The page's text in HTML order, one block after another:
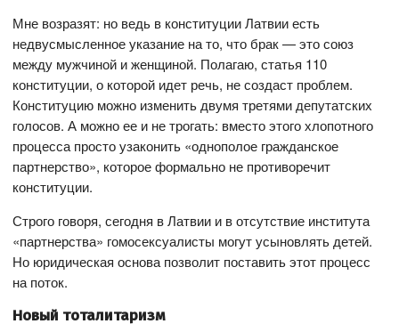
Мне возразят: но ведь в конституции Латвии есть
недвусмысленное указание на то, что брак — это союз
между мужчиной и женщиной. Полагаю, статья 110
конституции, о которой идет речь, не создаст проблем.
Конституцию можно изменить двумя третями депутатских
голосов. А можно ее и не трогать: вместо этого хлопотного
процесса просто узаконить «однополое гражданское
партнерство», которое формально не противоречит
конституции.
Строго говоря, сегодня в Латвии и в отсутствие института
«партнерства» гомосексуалисты могут усыновлять детей.
Но юридическая основа позволит поставить этот процесс
на поток.
Новый тоталитаризм